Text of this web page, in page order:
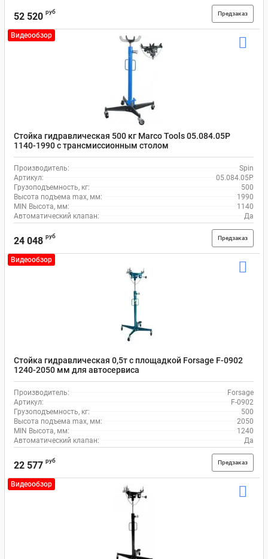
52 520 руб Предзаказ
Видеообзор
Стойка гидравлическая 500 кг Marco Tools 05.084.05P
1140-1990 с трансмиссионным столом
Производитель:
Spin
Артикул:
05.084.05P
Грузоподъемность, кг:
500
Высота подъема max, мм:
1990
MIN Высота, мм:
1140
Автоматический клапан:
Да
24 048 руб Предзаказ
Видеообзор
Стойка гидравлическая 0,5т с площадкой Forsage F-0902
1240-2050 мм для автосервиса
Производитель:
Forsage
Артикул:
F-0902
Грузоподъемность, кг:
500
Высота подъема max, мм:
2050
MIN Высота, мм:
1240
Автоматический клапан:
Да
22 577 руб Предзаказ
Видеообзор